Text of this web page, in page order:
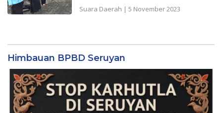
Suara Daerah | 5 November 2023
Himbauan BPBD Seruyan